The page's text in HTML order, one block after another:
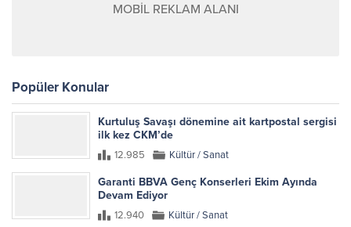
MOBİL REKLAM ALANI
Popüler Konular
Kurtuluş Savaşı dönemine ait kartpostal sergisi
ilk kez CKM’de
12.985 Kültür / Sanat
Garanti BBVA Genç Konserleri Ekim Ayında
Devam Ediyor
12.940 Kültür / Sanat